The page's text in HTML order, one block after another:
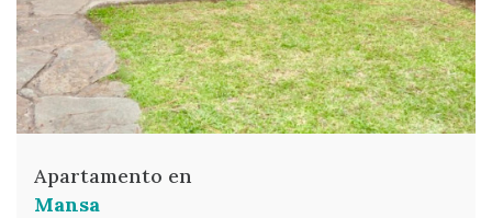
Apartamento en
Mansa